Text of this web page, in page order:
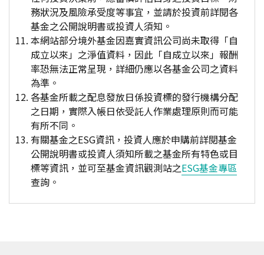
務狀況及風險承受度等事宜，並請於投資前詳閱各
基金之公開說明書或投資人須知。
本網站部分境外基金因嘉實資訊公司尚未取得「自
成立以來」之淨值資料，因此「自成立以來」報酬
率恐無法正常呈現，詳細仍應以各基金公司之資料
為準。
各基金所載之配息發放日係投資標的發行機構分配
之日期，實際入帳日依受託人作業處理原則而可能
有所不同。
有關基金之ESG資訊，投資人應於申購前詳閱基金
公開說明書或投資人須知所載之基金所有特色或目
標等資訊，並可至基金資訊觀測站之ESG基金專區
查詢。